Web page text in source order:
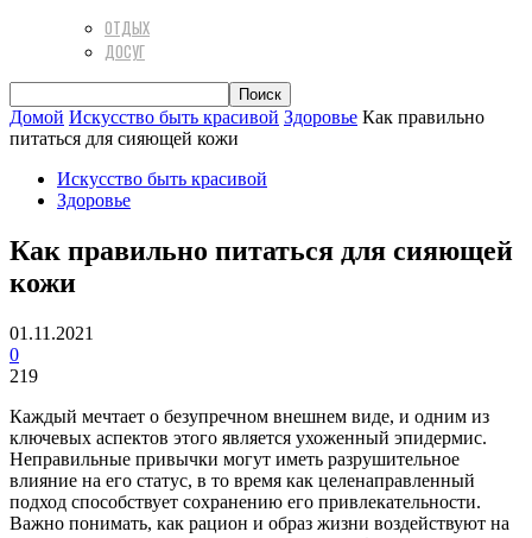
ОТДЫХ
ДОСУГ
Домой Искусство быть красивой Здоровье Как правильно
питаться для сияющей кожи
Искусство быть красивой
Здоровье
Как правильно питаться для сияющей
кожи
01.11.2021
0
219
Каждый мечтает о безупречном внешнем виде, и одним из
ключевых аспектов этого является ухоженный эпидермис.
Неправильные привычки могут иметь разрушительное
влияние на его статус, в то время как целенаправленный
подход способствует сохранению его привлекательности.
Важно понимать, как рацион и образ жизни воздействуют на